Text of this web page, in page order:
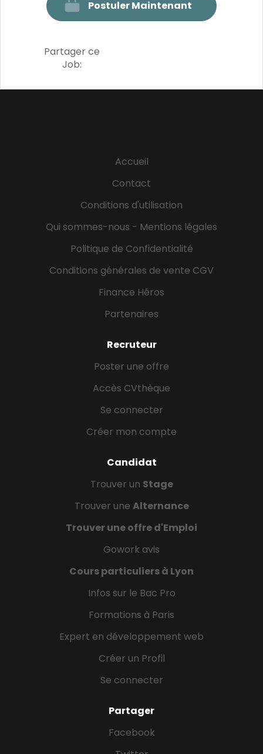
Postuler Maintenant
Partager ce
Job:
Accueil
Contact
Conditions d'utilisation
Qui sommes-nous - Mentions légales
Politique de Confidentialité
Conditions générales de vente CGV
Finance Héros
Partenaires
Recruteur
Poster une offre
Accès CVthèque
Se connecter
Créer mon compte
Candidat
Trouver un Stage
Trouver une Alternance
Trouver une offre d'Emploi
Gowork avis
Cours particuliers à Lyon
Infos sur le Bac Pro
Formations à Paris
Expert en développement web
Créer un Profil
Se connecter
Partager
Facebook